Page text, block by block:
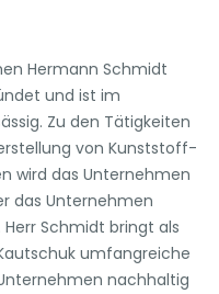
Hermann Schmidt
und ist im
Zu den Tätigkeiten
von Kunststoff-
wird das Unternehmen
das Unternehmen
Schmidt bringt als
umfangreiche
nachhaltig